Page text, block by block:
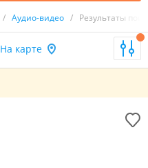
/ Аудио-видео / Результаты
На карте